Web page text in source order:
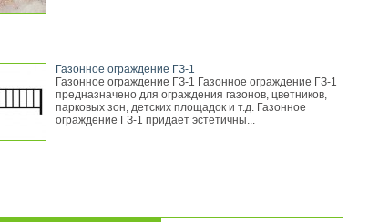
Газонное ограждение ГЗ-1
Газонное ограждение ГЗ-1 Газонное ограждение ГЗ-1
предназначено для ограждения газонов, цветников,
парковых зон, детских площадок и т.д. Газонное
ограждение ГЗ-1 придает эстетичны...